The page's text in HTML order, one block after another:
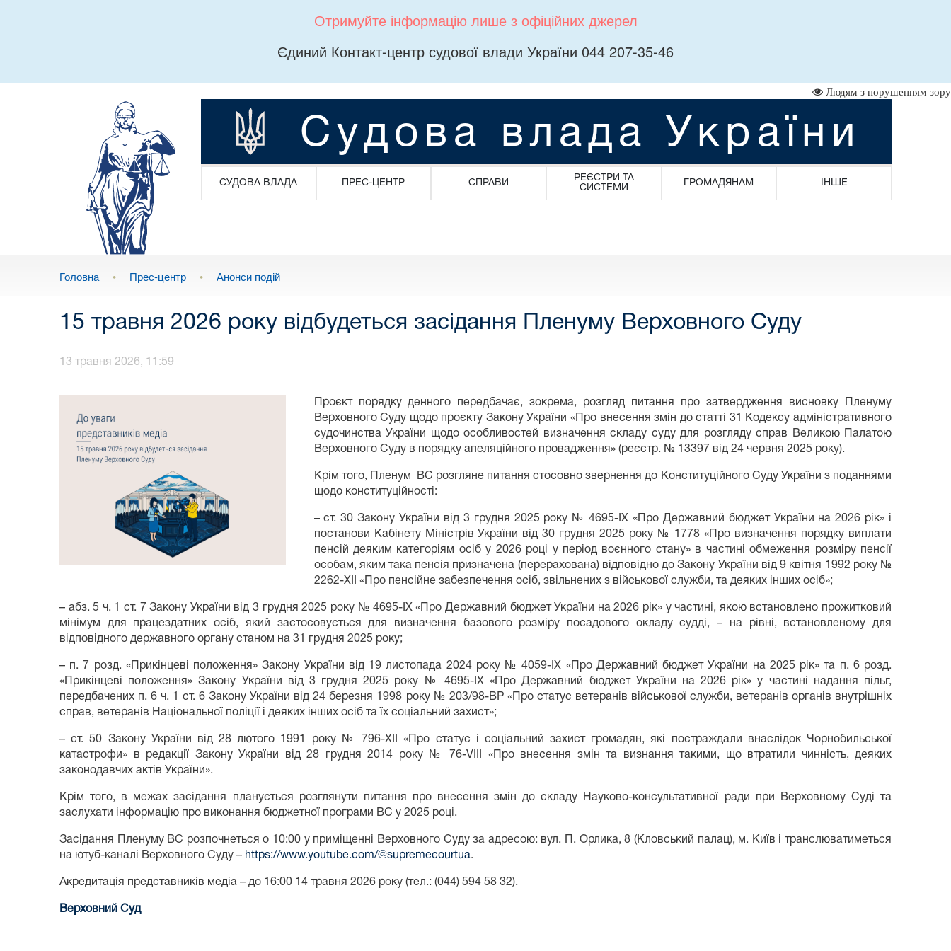
Отримуйте інформацію лише з офіційних джерел
Єдиний Контакт-центр судової влади України 044 207-35-46
Людям з порушенням зору
Судова влада України
СУДОВА ВЛАДА ПРЕС-ЦЕНТР СПРАВИ
РЕЄСТРИ ТА
СИСТЕМИ
ГРОМАДЯНАМ ІНШЕ
Головна • Прес-центр • Анонси подій
15 травня 2026 року відбудеться засідання Пленуму Верховного Суду
13 травня 2026, 11:59
Проєкт порядку денного передбачає, зокрема, розгляд питання про затвердження висновку Пленуму
Верховного Суду щодо проєкту Закону України «Про внесення змін до статті 31 Кодексу адміністративного
судочинства України щодо особливостей визначення складу суду для розгляду справ Великою Палатою
Верховного Суду в порядку апеляційного провадження» (реєстр. № 13397 від 24 червня 2025 року).
Крім того, Пленум ВС розгляне питання стосовно звернення до Конституційного Суду України з поданнями
щодо конституційності:
– ст. 30 Закону України від 3 грудня 2025 року № 4695-ІХ «Про Державний бюджет України на 2026 рік» і
постанови Кабінету Міністрів України від 30 грудня 2025 року № 1778 «Про визначення порядку виплати
пенсій деяким категоріям осіб у 2026 році у період воєнного стану» в частині обмеження розміру пенсії
особам, яким така пенсія призначена (перерахована) відповідно до Закону України від 9 квітня 1992 року №
2262-ХІІ «Про пенсійне забезпечення осіб, звільнених з військової служби, та деяких інших осіб»;
– абз. 5 ч. 1 ст. 7 Закону України від 3 грудня 2025 року № 4695-ІХ «Про Державний бюджет України на 2026 рік» у частині, якою встановлено прожитковий
мінімум для працездатних осіб, який застосовується для визначення базового розміру посадового окладу судді, – на рівні, встановленому для
відповідного державного органу станом на 31 грудня 2025 року;
– п. 7 розд. «Прикінцеві положення» Закону України від 19 листопада 2024 року № 4059-ІХ «Про Державний бюджет України на 2025 рік» та п. 6 розд.
«Прикінцеві положення» Закону України від 3 грудня 2025 року № 4695-ІХ «Про Державний бюджет України на 2026 рік» у частині надання пільг,
передбачених п. 6 ч. 1 ст. 6 Закону України від 24 березня 1998 року № 203/98-ВР «Про статус ветеранів військової служби, ветеранів органів внутрішніх
справ, ветеранів Національної поліції і деяких інших осіб та їх соціальний захист»;
– ст. 50 Закону України від 28 лютого 1991 року № 796-ХІІ «Про статус і соціальний захист громадян, які постраждали внаслідок Чорнобильської
катастрофи» в редакції Закону України від 28 грудня 2014 року № 76-VIII «Про внесення змін та визнання такими, що втратили чинність, деяких
законодавчих актів України».
Крім того, в межах засідання планується розглянути питання про внесення змін до складу Науково-консультативної ради при Верховному Суді та
заслухати інформацію про виконання бюджетної програми ВС у 2025 році.
Засідання Пленуму ВС розпочнеться о 10:00 у приміщенні Верховного Суду за адресою: вул. П. Орлика, 8 (Кловський палац), м. Київ і транслюватиметься
на ютуб-каналі Верховного Суду – https://www.youtube.com/@supremecourtua.
Акредитація представників медіа – до 16:00 14 травня 2026 року (тел.: (044) 594 58 32).
Верховний Суд